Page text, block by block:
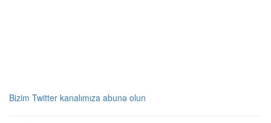
Bizim Twitter kanalımıza abunə olun